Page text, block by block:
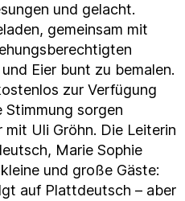
und gelacht.
gemeinsam mit
Eier bunt zu bemalen.
zur Verfügung
Stimmung sorgen
Uli Gröhn. Die Leiterin
Marie Sophie
und große Gäste:
auf Plattdeutsch – aber